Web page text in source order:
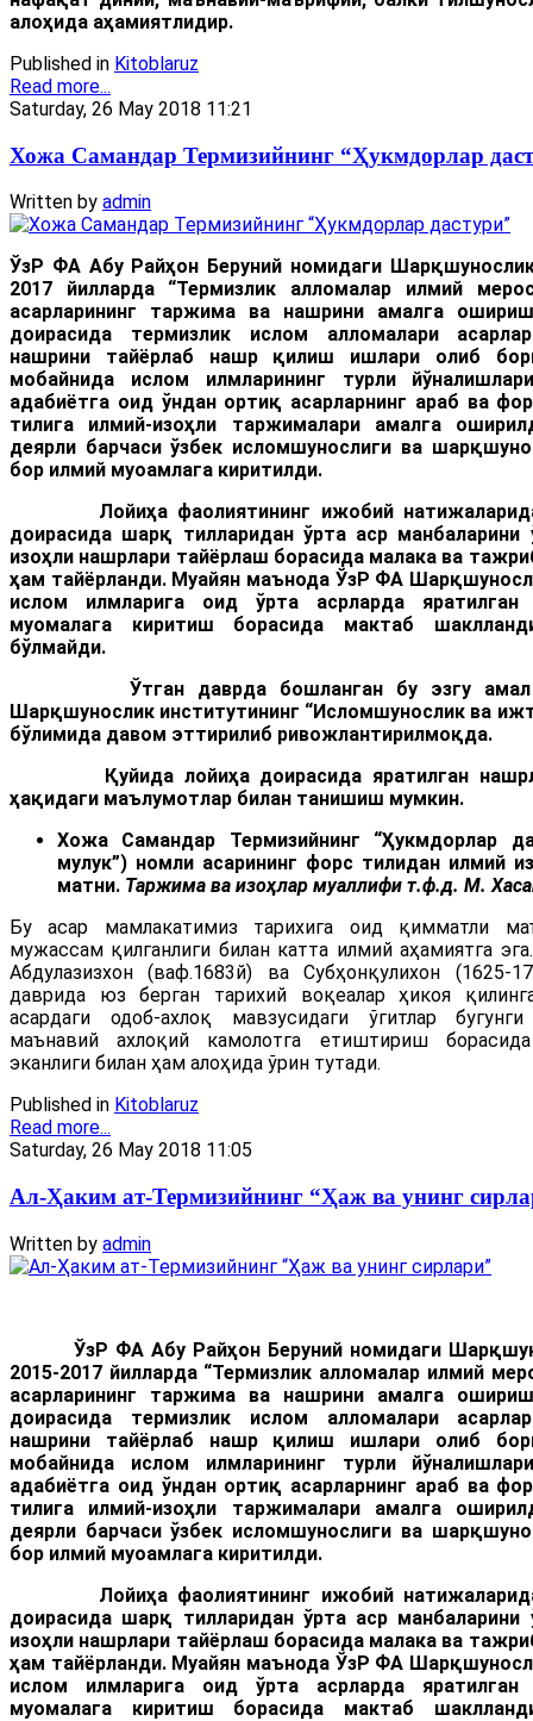
алоҳида аҳамиятлидир.
Published in Kitoblaruz
Read more...
Saturday, 26 May 2018 11:21
Хожа Самандар Термизийнинг “Ҳукмдорлар
Written by admin
ЎзР ФА Абу Райҳон Беруний номидаги
2017 йилларда “Термизлик алломалар илмий
асарларининг таржима ва нашрини амалга ошириш
доирасида термизлик ислом алломалари
нашрини тайёрлаб нашр қилиш ишлари олиб
мобайнида ислом илмларининг турли
адабиётга оид ўндан ортиқ асарларнинг араб ва
тилига илмий-изоҳли таржималари амалга
деярли барчаси ўзбек исломшунослиги ва
бор илмий муоамлага киритилди.
Лойиҳа фаолиятининг ижобий
доирасида шарқ тилларидан ўрта аср манбаларини
изоҳли нашрлари тайёрлаш борасида малака ва
ҳам тайёрланди. Муайян маънода ЎзР ФА
ислом илмларига оид ўрта асрларда яратилган
муомалага киритиш борасида мактаб
бўлмайди.
Ўтган даврда бошланган бу эзгу амал
Шарқшунослик институтининг “Исломшунослик ва
бўлимида давом эттирилиб ривожлантирилмоқда.
Қуйида лойиҳа доирасида яратилган
ҳақидаги маълумотлар билан танишиш мумкин.
Хожа Самандар Термизийнинг
“Ҳукмдорлар
мулук”) номли асарининг форс тилидан илмий
матни. Таржима ва изоҳлар муаллифи т.ф.д. М.
Бу асар мамлакатимиз тарихига оид қимматли
мужассам қилганлиги билан катта илмий аҳамиятга
Абдулазизхон (ваф.1683й) ва Субҳонқулихон (1625-
даврида юз берган тарихий воқеалар ҳикоя
асардаги одоб-ахлоқ мавзусидаги ўгитлар
маънавий ахлоқий камолотга етиштириш
эканлиги билан ҳам алоҳида ўрин тутади.
Published in Kitoblaruz
Read more...
Saturday, 26 May 2018 11:05
Ал-Ҳаким ат-Термизийнинг “Ҳаж ва унинг
Written by admin
ЎзР ФА Абу Райҳон Беруний номидаги
2015-2017 йилларда “Термизлик алломалар илмий
асарларининг таржима ва нашрини амалга ошириш
доирасида термизлик ислом алломалари
нашрини тайёрлаб нашр қилиш ишлари олиб
мобайнида ислом илмларининг турли
адабиётга оид ўндан ортиқ асарларнинг араб ва
тилига илмий-изоҳли таржималари амалга
деярли барчаси ўзбек исломшунослиги ва
бор илмий муоамлага киритилди.
Лойиҳа фаолиятининг ижобий
доирасида шарқ тилларидан ўрта аср манбаларини
изоҳли нашрлари тайёрлаш борасида малака ва
ҳам тайёрланди. Муайян маънода ЎзР ФА
ислом илмларига оид ўрта асрларда яратилган
муомалага киритиш борасида мактаб